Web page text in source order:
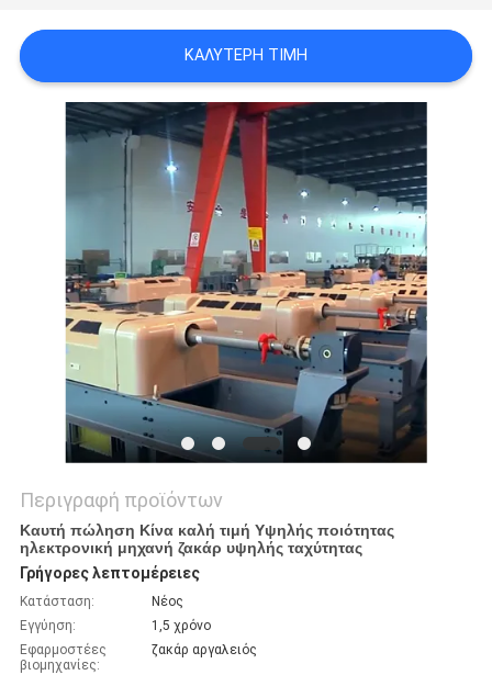
PRIVACY
POLICY
ΚΑΛΎΤΕΡΗ ΤΙΜΉ
Περιγραφή προϊόντων
Καυτή πώληση Κίνα καλή τιμή Υψηλής ποιότητας
ηλεκτρονική μηχανή ζακάρ υψηλής ταχύτητας
Γρήγορες λεπτομέρειες
Κατάσταση:
Νέος
Εγγύηση:
1,5 χρόνο
Εφαρμοστέες
βιομηχανίες:
ζακάρ αργαλειός